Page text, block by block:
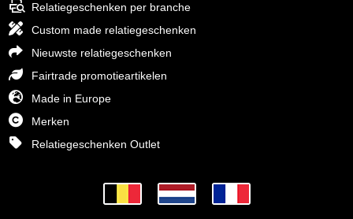
Relatiegeschenken per branche
Custom made relatiegeschenken
Nieuwste relatiegeschenken
Fairtrade promotieartikelen
Made in Europe
Merken
Relatiegeschenken Outlet